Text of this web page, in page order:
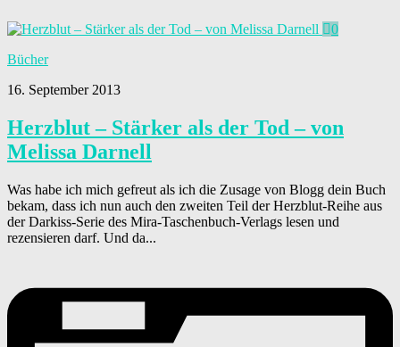
0
Bücher
16. September 2013
Herzblut – Stärker als der Tod – von
Melissa Darnell
Was habe ich mich gefreut als ich die Zusage von Blogg dein Buch
bekam, dass ich nun auch den zweiten Teil der Herzblut-Reihe aus
der Darkiss-Serie des Mira-Taschenbuch-Verlags lesen und
rezensieren darf. Und da...